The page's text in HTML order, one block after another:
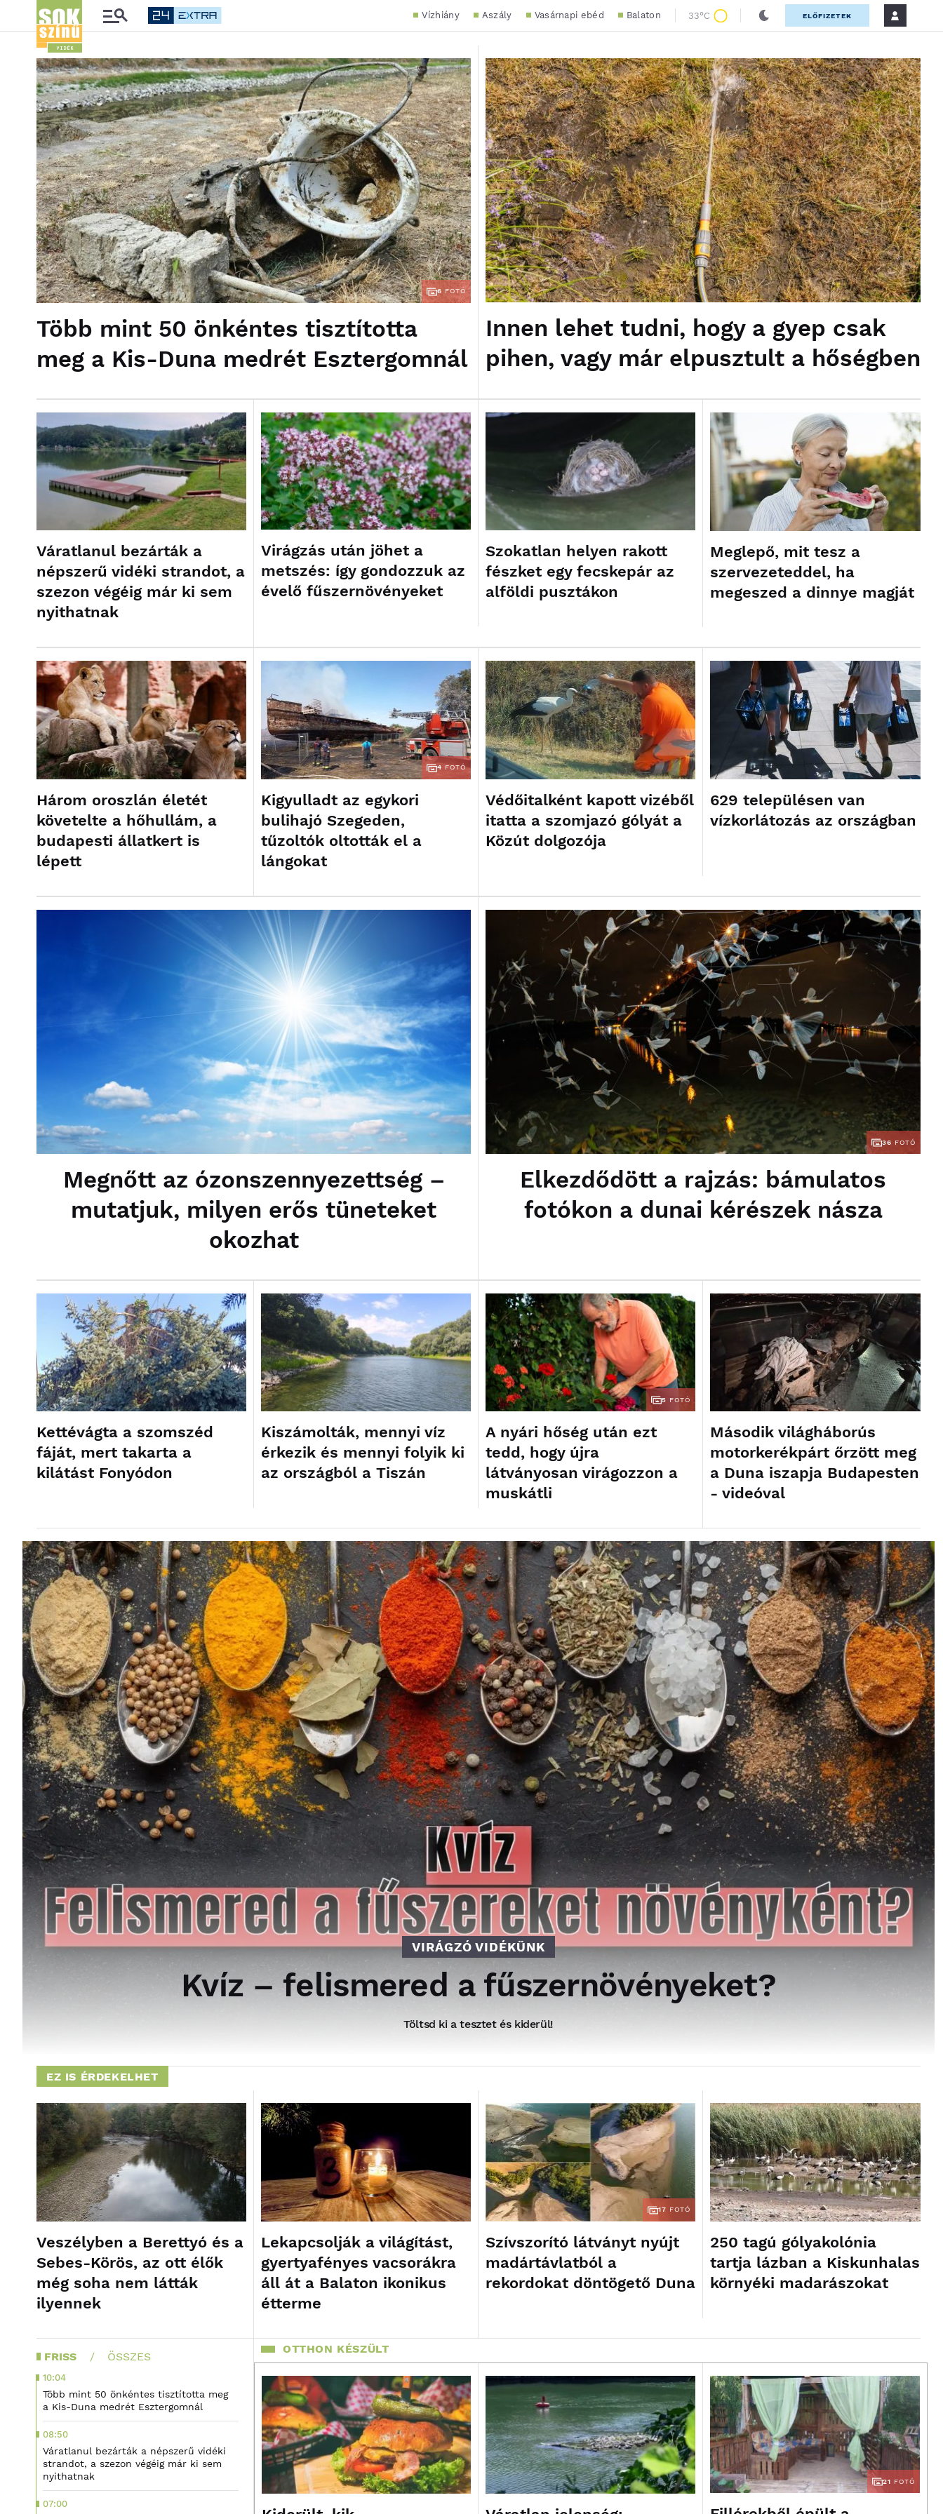
Vízhiány Aszály Vasárnapi ebéd Balaton 33°C ELŐFIZETEK
6 FOTÓ
Több mint 50 önkéntes tisztította
meg a Kis-Duna medrét Esztergomnál
Innen lehet tudni, hogy a gyep csak
pihen, vagy már elpusztult a hőségben
Váratlanul bezárták a
népszerű vidéki strandot, a
szezon végéig már ki sem
nyithatnak
Virágzás után jöhet a
metszés: így gondozzuk az
évelő fűszernövényeket
Szokatlan helyen rakott
fészket egy fecskepár az
alföldi pusztákon
Meglepő, mit tesz a
szervezeteddel, ha
megeszed a dinnye magját
Három oroszlán életét
követelte a hőhullám, a
budapesti állatkert is
lépett
4 FOTÓ
Kigyulladt az egykori
bulihajó Szegeden,
tűzoltók oltották el a
lángokat
Védőitalként kapott vizéből
itatta a szomjazó gólyát a
Közút dolgozója
629 településen van
vízkorlátozás az országban
Megnőtt az ózonszennyezettség –
mutatjuk, milyen erős tüneteket
okozhat
36 FOTÓ
Elkezdődött a rajzás: bámulatos
fotókon a dunai kérészek násza
Kettévágta a szomszéd
fáját, mert takarta a
kilátást Fonyódon
Kiszámolták, mennyi víz
érkezik és mennyi folyik ki
az országból a Tiszán
5 FOTÓ
A nyári hőség után ezt
tedd, hogy újra
látványosan virágozzon a
muskátli
Második világháborús
motorkerékpárt őrzött meg
a Duna iszapja Budapesten
- videóval
VIRÁGZÓ VIDÉKÜNK
Kvíz – felismered a fűszernövényeket?
Töltsd ki a tesztet és kiderül!
EZ IS ÉRDEKELHET
Veszélyben a Berettyó és a
Sebes-Körös, az ott élők
még soha nem látták
ilyennek
Lekapcsolják a világítást,
gyertyafényes vacsorákra
áll át a Balaton ikonikus
étterme
17 FOTÓ
Szívszorító látványt nyújt
madártávlatból a
rekordokat döntögető Duna
250 tagú gólyakolónia
tartja lázban a Kiskunhalas
környéki madarászokat
FRISS ÖSSZES
10:04
Több mint 50 önkéntes tisztította meg
a Kis-Duna medrét Esztergomnál
08:50
Váratlanul bezárták a népszerű vidéki
strandot, a szezon végéig már ki sem
nyithatnak
07:00
OTTHON KÉSZÜLT
21 FOTÓ